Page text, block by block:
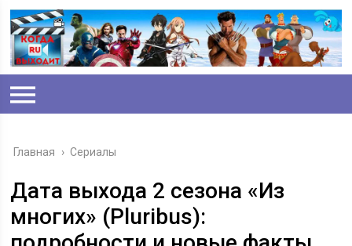
Главная › Сериалы
Дата выхода 2 сезона «Из
многих» (Pluribus):